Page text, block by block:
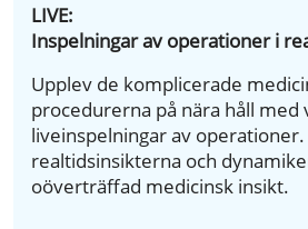
LIVE:
Inspelningar av operationer i
Upplev de komplicerade
procedurerna på nära håll med
liveinspelningar av operationer.
realtidsinsikterna och
oöverträffad medicinsk insikt.